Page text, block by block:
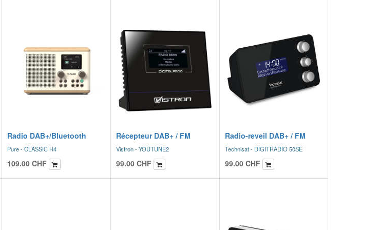
Radio DAB+/Bluetooth
Pure - CLASSIC H4
109.00CHF
Récepteur DAB+ / FM
Vistron - YOUTUNE2
99.00CHF
Radio-reveil DAB+ / FM
Technisat - DIGITRADIO 50SE
99.00CHF